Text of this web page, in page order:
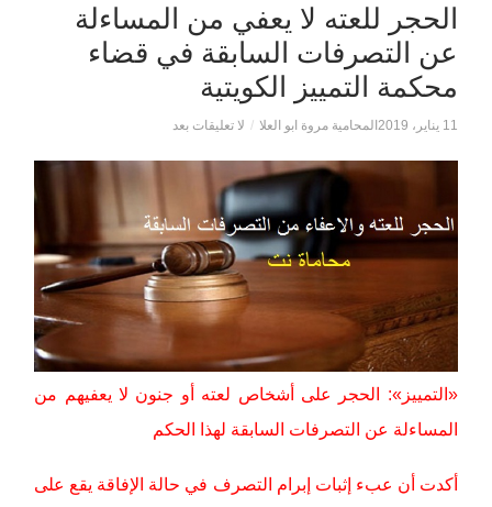
الحجر للعته لا يعفي من المساءلة
عن التصرفات السابقة في قضاء
محكمة التمييز الكويتية
11 يناير، 2019 المحامية مروة ابو العلا / لا تعليقات بعد
«التمييز»: الحجر على أشخاص لعته أو جنون لا يعفيهم من
المساءلة عن التصرفات السابقة لهذا الحكم
أكدت أن عبء إثبات إبرام التصرف في حالة الإفاقة يقع على